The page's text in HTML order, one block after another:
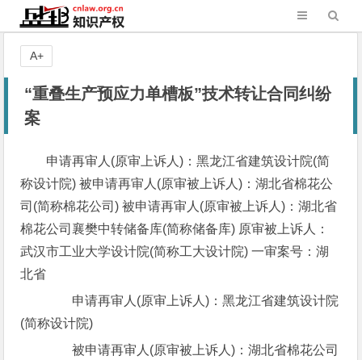
“重叠生产预应力单槽板”技术转让合同纠纷
案
申请再审人(原审上诉人)：黑龙江省建筑设计院(简
称设计院) 被申请再审人(原审被上诉人)：湖北省棉花公
司(简称棉花公司) 被申请再审人(原审被上诉人)：湖北省
棉花公司襄樊中转储备库(简称储备库) 原审被上诉人：
武汉市工业大学设计院(简称工大设计院) 一审案号：湖
北省
申请再审人(原审上诉人)：黑龙江省建筑设计院
(简称设计院)
被申请再审人(原审被上诉人)：湖北省棉花公司
A+